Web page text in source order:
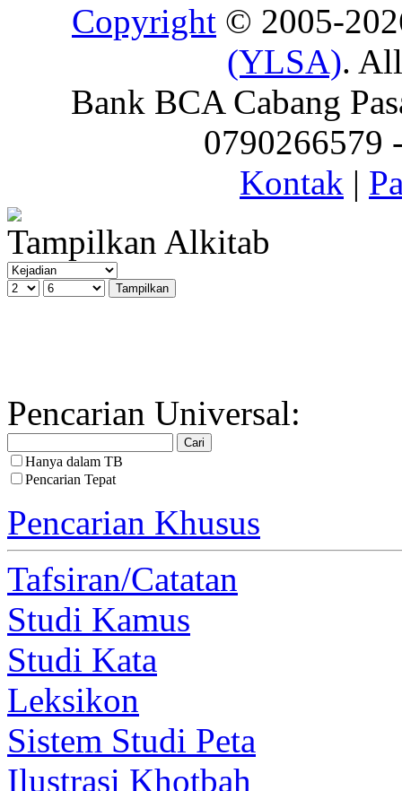
Copyright © 2005-
(YLSA).
Bank BCA Cabang
0790266579
Kontak |
Tampilkan Alkitab
Pencarian Universal:
Hanya dalam TB
Pencarian Tepat
Pencarian Khusus
Tafsiran/Catatan
Studi Kamus
Studi Kata
Leksikon
Sistem Studi Peta
Ilustrasi Khotbah